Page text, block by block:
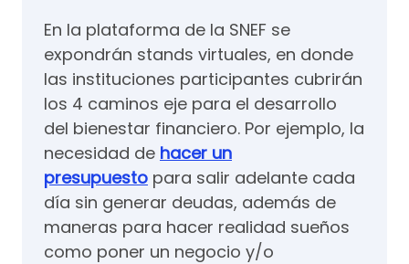
En la plataforma de la SNEF se
expondrán stands virtuales, en donde
las instituciones participantes cubrirán
los 4 caminos eje para el desarrollo
del bienestar financiero. Por ejemplo, la
necesidad de hacer un
presupuesto para salir adelante cada
día sin generar deudas, además de
maneras para hacer realidad sueños
como poner un negocio y/o